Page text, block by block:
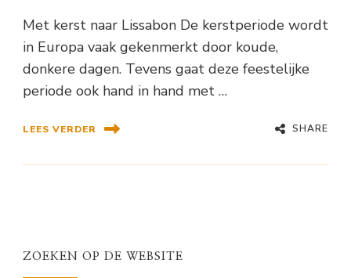
Met kerst naar Lissabon De kerstperiode wordt
in Europa vaak gekenmerkt door koude,
donkere dagen. Tevens gaat deze feestelijke
periode ook hand in hand met …
LEES VERDER SHARE
ZOEKEN OP DE WEBSITE